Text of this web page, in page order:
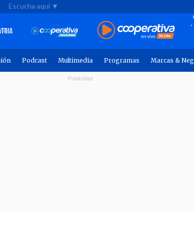
Escucha aquí ▼
Podcast Multimedia Programas Marcas &